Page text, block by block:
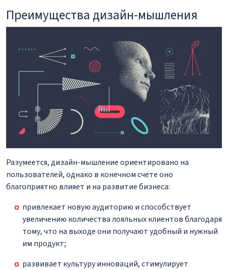
Преимущества дизайн-мышления
Разумеется, дизайн-мышление ориентировано на
пользователей, однако в конечном счете оно
благоприятно влияет и на развитие бизнеса:
привлекает новую аудиторию и способствует
увеличению количества лояльных клиентов благодаря
тому, что на выходе они получают удобный и нужный
им продукт;
развивает культуру инноваций, стимулирует